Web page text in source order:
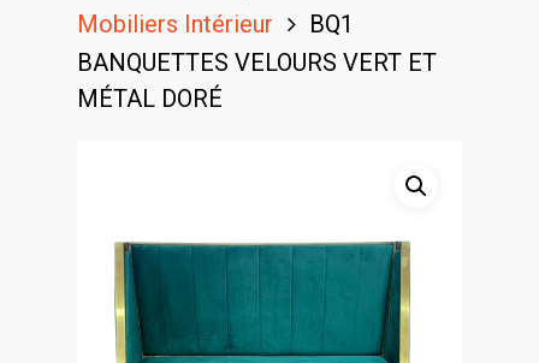
Mobiliers Intérieur
BQ1
BANQUETTES VELOURS VERT ET
MÉTAL DORÉ